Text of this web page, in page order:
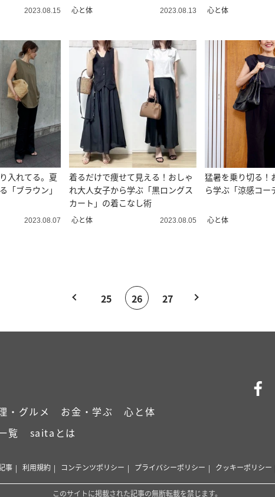
2023.08.15 心と体 2023.08.13 心と体
入れてる。夏
「ブラウン」
2023.08.07
着るだけで痩せて見える！おしゃ
れ大人女子から学ぶ「黒ロングス
カート」の着こなし術
心と体 2023.08.05
猛暑を乗り切る！
ら学ぶ「涼感コー
心と体
25 26 27
・グルメ お金・学ぶ
心と体
覧 saitaとは
事 利用規約 コンテンツポリシー プライバシーポリシー クッキーポリシー
このサイトに掲載された記事の無断転載を禁じます。